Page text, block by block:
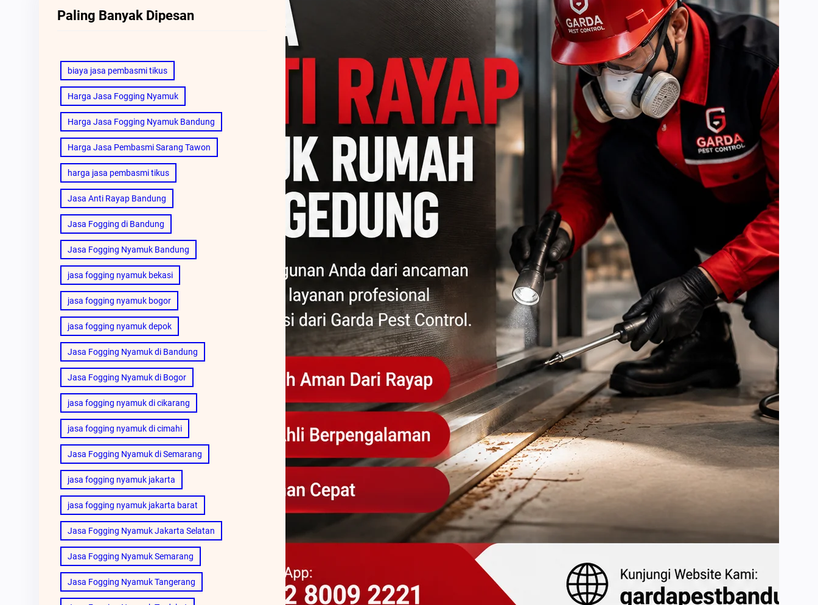
Paling Banyak Dipesan
biaya jasa pembasmi tikus
Harga Jasa Fogging Nyamuk
Harga Jasa Fogging Nyamuk Bandung
Harga Jasa Pembasmi Sarang Tawon
harga jasa pembasmi tikus
Jasa Anti Rayap Bandung
Jasa Fogging di Bandung
Jasa Fogging Nyamuk Bandung
jasa fogging nyamuk bekasi
jasa fogging nyamuk bogor
jasa fogging nyamuk depok
Jasa Fogging Nyamuk di Bandung
Jasa Fogging Nyamuk di Bogor
jasa fogging nyamuk di cikarang
jasa fogging nyamuk di cimahi
Jasa Fogging Nyamuk di Semarang
jasa fogging nyamuk jakarta
jasa fogging nyamuk jakarta barat
Jasa Fogging Nyamuk Jakarta Selatan
Jasa Fogging Nyamuk Semarang
Jasa Fogging Nyamuk Tangerang